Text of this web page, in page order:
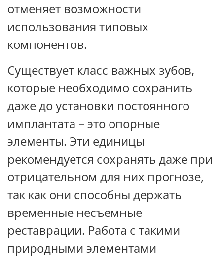
отменяет возможности
использования типовых
компонентов.
Существует класс важных зубов,
которые необходимо сохранить
даже до установки постоянного
имплантата – это опорные
элементы. Эти единицы
рекомендуется сохранять даже при
отрицательном для них прогнозе,
так как они способны держать
временные несъемные
реставрации. Работа с такими
природными элементами